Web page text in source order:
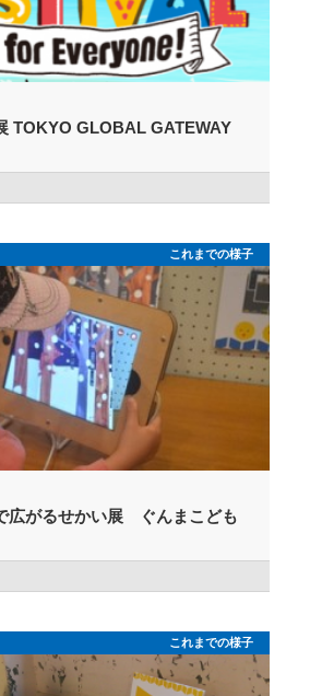
TOKYO GLOBAL GATEWAY
これまでの様子
広がるせかい展 ぐんまこども
これまでの様子